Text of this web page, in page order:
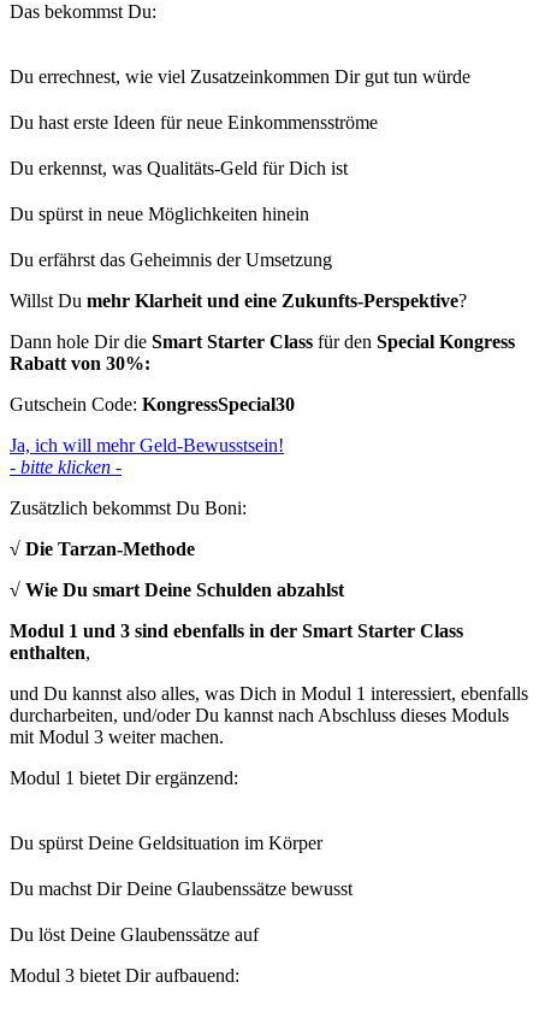
Das bekommst Du:
Du errechnest, wie viel Zusatzeinkommen Dir gut tun würde
Du hast erste Ideen für neue Einkommensströme
Du erkennst, was Qualitäts-Geld für Dich ist
Du spürst in neue Möglichkeiten hinein
Du erfährst das Geheimnis der Umsetzung
Willst Du mehr Klarheit und eine Zukunfts-Perspektive?
Dann hole Dir die Smart Starter Class für den Special Kongress
Rabatt von 30%:
Gutschein Code: KongressSpecial30
Ja, ich will mehr Geld-Bewusstsein!
- bitte klicken -
Zusätzlich bekommst Du Boni:
√ Die Tarzan-Methode
√ Wie Du smart Deine Schulden abzahlst
Modul 1 und 3 sind ebenfalls in der Smart Starter Class
enthalten,
und Du kannst also alles, was Dich in Modul 1 interessiert, ebenfalls
durcharbeiten, und/oder Du kannstnach Abschluss dieses Moduls
mit Modul 3 weiter machen.
Modul 1 bietet Dir ergänzend:
Du spürst Deine Geldsituation im Körper
Du machst Dir Deine Glaubenssätze bewusst
Du löst Deine Glaubenssätze auf
Modul 3 bietet Dir aufbauend: